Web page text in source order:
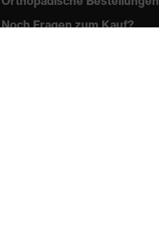
Noch Fragen zum Kauf?